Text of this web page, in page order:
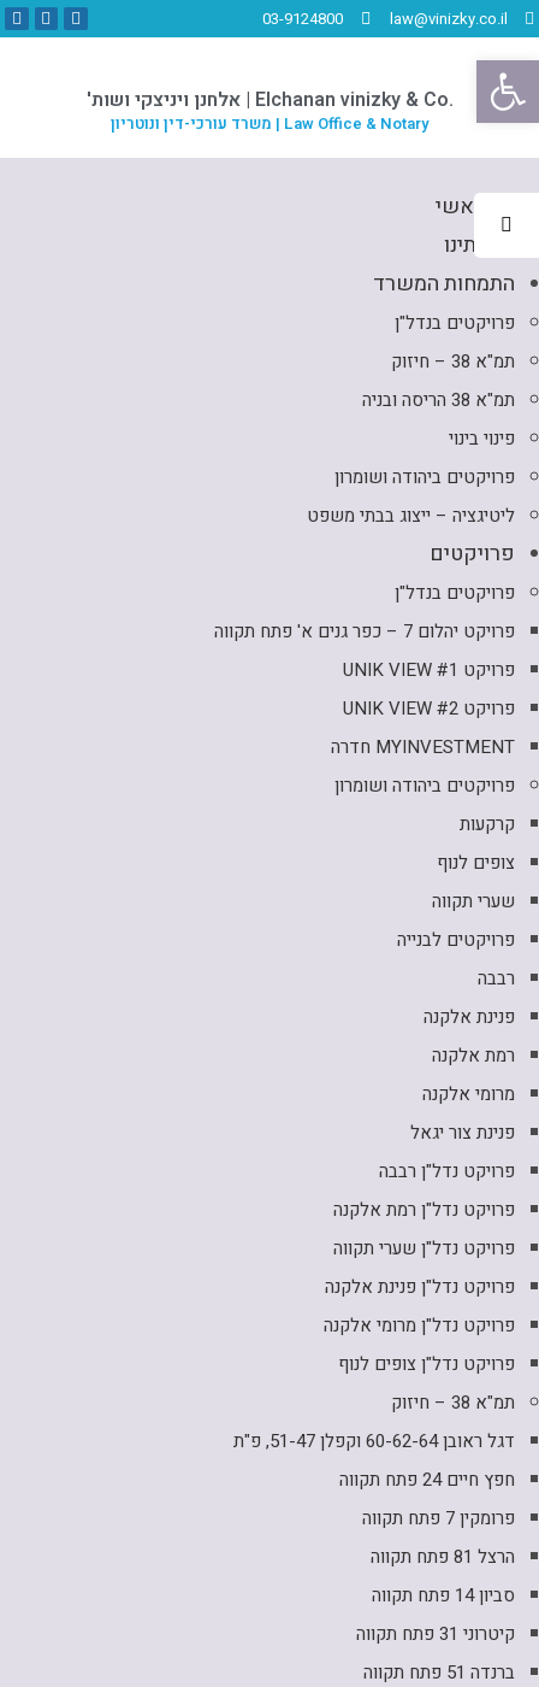
law@vinizky.co.il
03-9124800
.Elchanan vinizky & Co | אלחנן ויניצקי ושות'
Law Office & Notary | משרד עורכי-דין ונוטריון
דף ראשי
אודותינו
התמחות המשרד
פרויקטים בנדל"ן
תמ"א 38 – חיזוק
תמ"א 38 הריסה ובניה
פינוי בינוי
פרויקטים ביהודה ושומרון
ליטיגציה – ייצוג בבתי משפט
פרויקטים
פרויקטים בנדל"ן
פרויקט יהלום 7 – כפר גנים א' פתח תקווה
פרויקט UNIK VIEW #1
פרויקט UNIK VIEW #2
MYINVESTMENT חדרה
פרויקטים ביהודה ושומרון
קרקעות
צופים לנוף
שערי תקווה
פרויקטים לבנייה
רבבה
פנינת אלקנה
רמת אלקנה
מרומי אלקנה
פנינת צור יגאל
פרויקט נדל"ן רבבה
פרויקט נדל"ן רמת אלקנה
פרויקט נדל"ן שערי תקווה
פרויקט נדל"ן פנינת אלקנה
פרויקט נדל"ן מרומי אלקנה
פרויקט נדל"ן צופים לנוף
תמ"א 38 – חיזוק
דגל ראובן 60-62-64 וקפלן 51-47, פ"ת
חפץ חיים 24 פתח תקווה
פרומקין 7 פתח תקווה
הרצל 81 פתח תקווה
סביון 14 פתח תקווה
קיטרוני 31 פתח תקווה
ברנדה 51 פתח תקווה
פתח סרגל נגישות